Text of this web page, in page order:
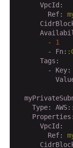
      VpcId:
        Ref:
        -
1
        - Fn:
      Tags:
        - Key:
    Type:
    Properties:
      VpcId:
        Ref: